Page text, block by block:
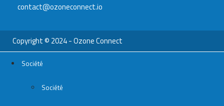
contact@ozoneconnect.io
Copyright © 2024 - Ozone Connect
Société
Société